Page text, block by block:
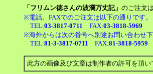
「フリムン徳さんの波瀾万丈記」 のご注文
※電話、FAXでのご注文は以下の通りです
TEL:03-3817-0711 FAX:03-3818-5969
※海外からは次の番号へ別途お問い合わ
TEL:81-3-3817-0711 FAX:81-3818-5959
此方の画像及び文章は制作者の許可を頂